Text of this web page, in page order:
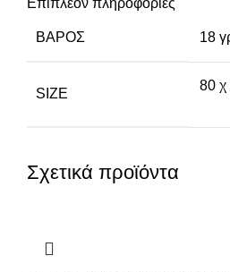
Επιπλέον πληροφορίες
ΒΆΡΟΣ 18
SIZE
80 χ
Σχετικά προϊόντα